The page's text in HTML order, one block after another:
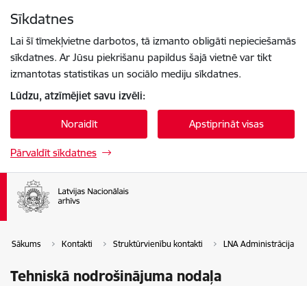
Sīkdatnes
Lai šī tīmekļvietne darbotos, tā izmanto obligāti nepieciešamās
sīkdatnes. Ar Jūsu piekrišanu papildus šajā vietnē var tikt
izmantotas statistikas un sociālo mediju sīkdatnes.
Lūdzu, atzīmējiet savu izvēli:
Noraidīt Apstiprināt visas
Pārvaldīt sīkdatnes
Sākums Kontakti Struktūrvienību kontakti LNA Administrācija
Tehniskā nodrošinājuma nodaļa